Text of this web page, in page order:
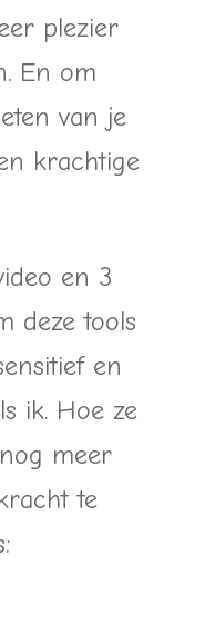
plezier
En om
van je
krachtige
en 3
deze tools
en
ik. Hoe ze
meer
te